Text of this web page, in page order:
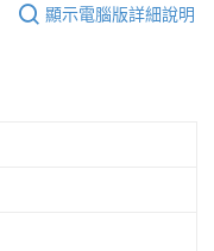
顯示電腦版詳細說明